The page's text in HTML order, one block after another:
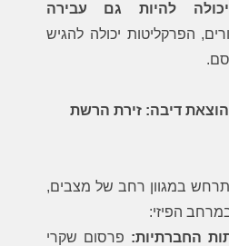
להיות גם עבירה
הפרקליטות יכולה להגיש
דיבה: זירת הרשת
במגוון רחב של מצבים,
הפיזי:
החברתיות: פרסום שקרי